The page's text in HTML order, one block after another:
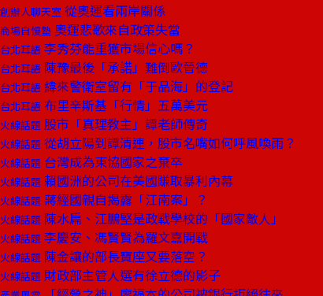
創辦人聊天室 從奧運看兩岸關係
商場自慢塾 奧運悲歌來自政策失當
台北耳語 李秀芬能重獲市場信心嗎？
台北耳語 陳豫最後「承諾」難倒歐晉德
台北耳語 緯來警衛室留有「于品海」的登記
台北耳語 布里辛斯基「行情」五萬美元
火線話題 股市「真理教主」譚老師傳奇
火線話題 從胡立陽到譚清連，股市名嘴如何呼風喚雨？
火線話題 台灣成為東協國家之棄卒
火線話題 賴國洲的公司在美國賺取暴利內幕
火線話題 蔣經國親自揭露「江南案」？
火線話題 陳水扁、江鵬堅是政戰學校的「國家敵人」
火線話題 李慶安、馮賢賢為羅文嘉開戰
火線話題 陳金讓的部長寶座又要落空？
火線話題 財政部主管人選有徐立德的影子